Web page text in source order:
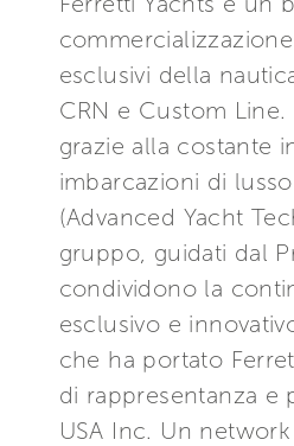
esclusivi della
CRN e Custom
grazie alla costante
imbarcazioni di
(Advanced Yacht
gruppo, guidati dal
condividono la
esclusivo e
che ha portato
di rappresentanza e
USA Inc. Un